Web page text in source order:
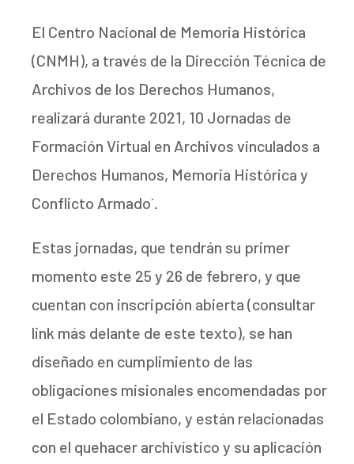
El Centro Nacional de Memoria Histórica
(CNMH), a través de la Dirección Técnica de
Archivos de los Derechos Humanos,
realizará durante 2021, 10 Jornadas de
Formación Virtual en Archivos vinculados a
Derechos Humanos, Memoria Histórica y
Conflicto Armado´.
Estas jornadas, que tendrán su primer
momento este 25 y 26 de febrero, y que
cuentan con inscripción abierta (consultar
link más delante de este texto), se han
diseñado en cumplimiento de las
obligaciones misionales encomendadas por
el Estado colombiano, y están relacionadas
con el quehacer archivístico y su aplicación